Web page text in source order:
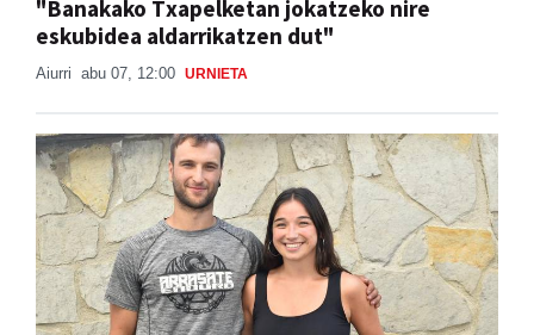
"Banakako Txapelketan jokatzeko nire
eskubidea aldarrikatzen dut"
Aiurri abu 07, 12:00 URNIETA